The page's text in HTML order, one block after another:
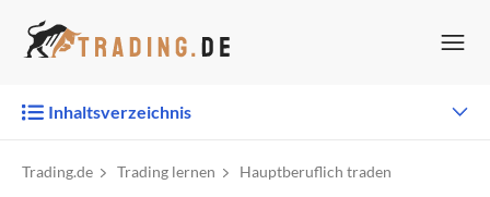
Inhalt
Inhaltsverzeichnis
Trading.de Trading lernen Hauptberuflich traden